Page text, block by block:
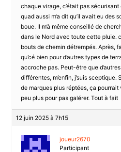
chaque virage, c’était pas
quad aussi m’a dit qu’il avait eu des
boue. Il m’à même conseillé de
dans le Nord avec toute cette pluie.
bouts de chemin détrempés. Après,
qu’cé bien pour d’autres types de
accroche pas. Peut-être que
différentes, m’enfin, j’suis
de marques plus réptées, ça pourrait
peu plus pour pas galérer. Tout à fait
12 juin 2025 à 7h15
joueur2670
Participant